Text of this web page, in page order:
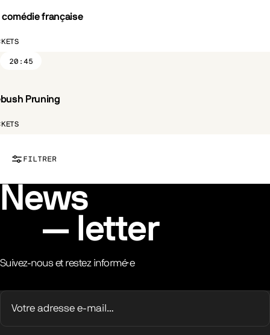
FILTRER
comédie française
20:45
Pruning
News
letter
Suivez-nous et restez informé·e